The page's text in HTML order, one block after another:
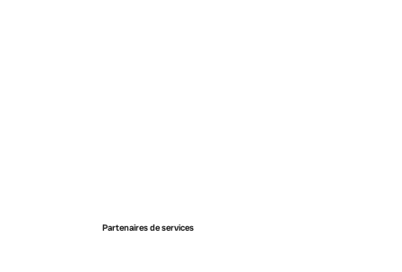
Partenaires de services